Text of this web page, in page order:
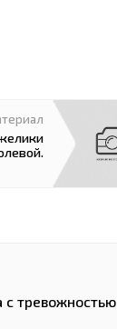
с тревожностью